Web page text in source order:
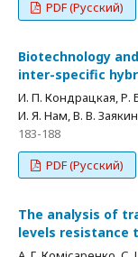
PDF (Русский)
Biotechnology
inter-speсific
И. П. Кондрацкая, Р.
И. Я. Нам, В. В.
183-188
PDF (Русский)
The analysis of
levels resistance